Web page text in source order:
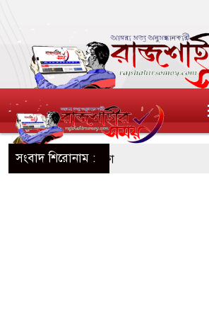
সংবাদ শিরোনাম :
নয়, মায়েরও সুরক্ষা